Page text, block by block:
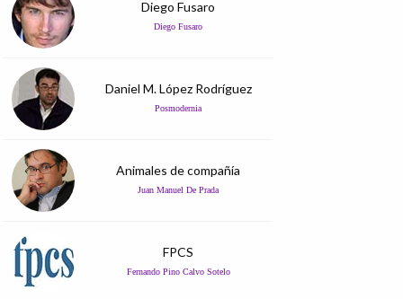
Diego Fusaro
Diego Fusaro
Daniel M. López Rodríguez
Posmodernia
Animales de compañía
Juan Manuel De Prada
FPCS
Fernando Pino Calvo Sotelo